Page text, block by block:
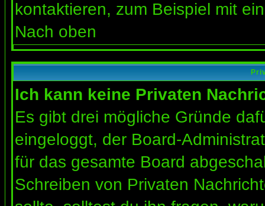
kontaktieren, zum Beispiel mit
Nach oben
Ich kann keine Privaten
Es gibt drei mögliche Gründe
eingeloggt, der Board-
für das gesamte Board
Schreiben von Privaten